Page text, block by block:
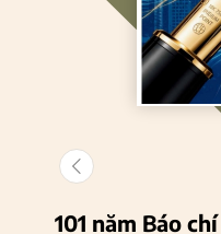
101 năm Báo